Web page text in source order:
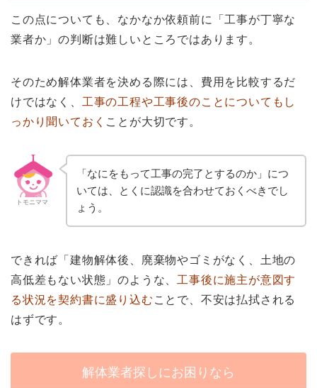
この点についても、なかなか依頼前に「工事が丁寧な
業者か」の判断は難しいところではあります。
そのため解体業者を決める際には、費用を比較するだ
けではなく、 工事の工程や工事後のことについてもし
っかり聞いておく ことが大切です。
トモニママ
「なにをもって工事の完了とするのか」につ
いては、とくに認識を合わせておくべきでし
ょう。
できれば「建物解体後、廃棄物やゴミがなく、土地の
高低差もない状態」のような、 工事後に施主が意図す
る状況を契約書に盛り込む ことで、不安は払拭される
はずです。
解体業者探しにお困りなら